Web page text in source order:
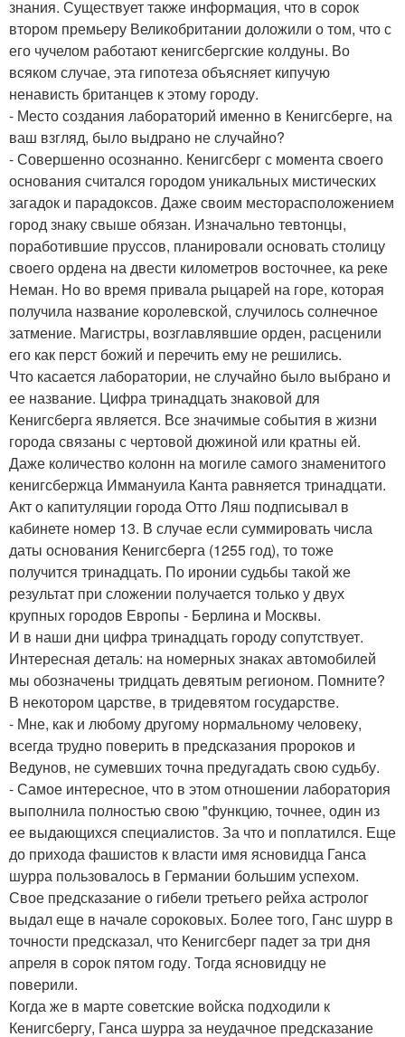
знания. Существует также информация, что в сорок
втором премьеру Великобритании доложили о том, что с
его чучелом работают кенигсбергские колдуны. Во
всяком случае, эта гипотеза объясняет кипучую
ненависть британцев к этому городу.
- Место создания лабораторий именно в Кенигсберге, на
ваш взгляд, было выдрано не случайно?
- Совершенно осознанно. Кенигсберг с момента своего
основания считался городом уникальных мистических
загадок и парадоксов. Даже своим месторасположением
город знаку свыше обязан. Изначально тевтонцы,
поработившие пруссов, планировали основать столицу
своего ордена на двести километров восточнее, ка реке
Неман. Но во время привала рыцарей на горе, которая
получила название королевской, случилось солнечное
затмение. Магистры, возглавлявшие орден, расценили
его как перст божий и перечить ему не решились.
Что касается лаборатории, не случайно было выбрано и
ее название. Цифра тринадцать знаковой для
Кенигсберга является. Все значимые события в жизни
города связаны с чертовой дюжиной или кратны ей.
Даже количество колонн на могиле самого знаменитого
кенигсбержца Иммануила Канта равняется тринадцати.
Акт о капитуляции города Отто Ляш подписывал в
кабинете номер 13. В случае если суммировать числа
даты основания Кенигсберга (1255 год), то тоже
получится тринадцать. По иронии судьбы такой же
результат при сложении получается только у двух
крупных городов Европы - Берлина и Москвы.
И в наши дни цифра тринадцать городу сопутствует.
Интересная деталь: на номерных знаках автомобилей
мы обозначены тридцать девятым регионом. Помните?
В некотором царстве, в тридевятом государстве.
- Мне, как и любому другому нормальному человеку,
всегда трудно поверить в предсказания пророков и
Ведунов, не сумевших точна предугадать свою судьбу.
- Самое интересное, что в этом отношении лаборатория
выполнила полностью свою "функцию, точнее, один из
ее выдающихся специалистов. За что и поплатился. Еще
до прихода фашистов к власти имя ясновидца Ганса
шурра пользовалось в Германии большим успехом.
Свое предсказание о гибели третьего рейха астролог
выдал еще в начале сороковых. Более того, Ганс шурр в
точности предсказал, что Кенигсберг падет за три дня
апреля в сорок пятом году. Тогда ясновидцу не
поверили.
Когда же в марте советские войска подходили к
Кенигсбергу, Ганса шурра за неудачное предсказание